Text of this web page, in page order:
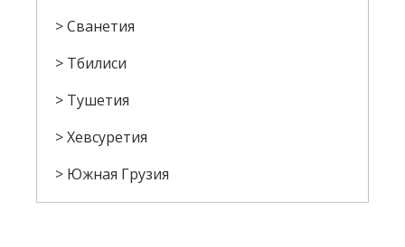
Сванетия
Тбилиси
Тушетия
Хевсуретия
Южная Грузия